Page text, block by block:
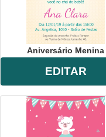
Aniversário Menina
EDITAR